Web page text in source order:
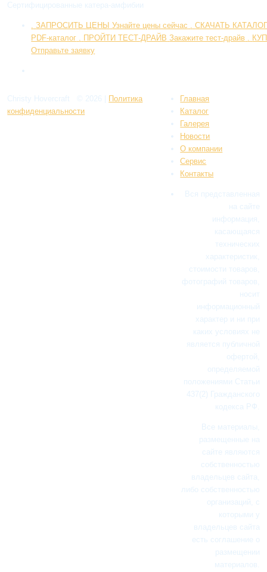
Сертифицированные катера-амфибии
. ЗАПРОСИТЬ ЦЕНЫ Узнайте цены сейчас . СКАЧАТЬ
PDF-каталог . ПРОЙТИ ТЕСТ-ДРАЙВ Закажите тест-драйв .
Отправьте заявку
Christy Hovercraft © 2026
Политикa
конфиденциальности
Главная
Каталог
Галерея
Новости
О компании
Сервис
Контакты
Вся представленная
на сайте
информация,
касающаяся
технических
характеристик,
стоимости товаров,
фотографий товаров,
носит
информационный
характер и ни при
каких условиях не
является публичной
офертой,
определяемой
положениями Статьи
437(2) Гражданского
кодекса РФ.
Все материалы,
размещенные на
сайте являются
собственностью
владельцев сайта,
либо собственностью
организаций, с
которыми у
владельцев сайта
есть соглашение о
размещении
материалов.